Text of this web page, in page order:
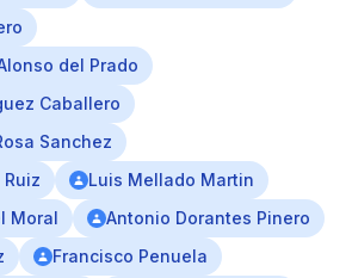
del Prado
Caballero
Sanchez
Luis Mellado Martin
Moral
Antonio Dorantes Pinero
Francisco Penuela